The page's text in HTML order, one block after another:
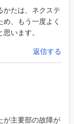
かたは、ネクステ
、もう一度よく
います。
返信する
が主要部の故障が